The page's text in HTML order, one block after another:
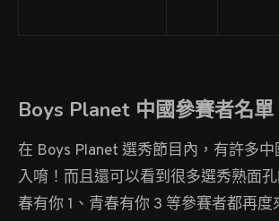
Boys Planet 中國參賽者名單
在 Boys Planet 選秀節目內，有許多
入唷！而且還可以看到很多選秀熟面
春有你 1、青春有你 3 等參賽者都再度